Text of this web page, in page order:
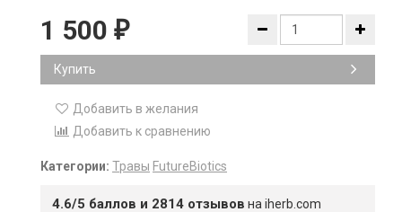
1 500 ₽
Купить
Добавить в желания
Добавить к сравнению
Категории: Травы FutureBiotics
4.6/5 баллов и 2814 отзывов на iherb.com